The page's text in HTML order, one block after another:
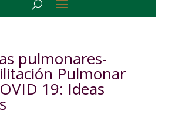
pulmonares-
Pulmonar
19: Ideas